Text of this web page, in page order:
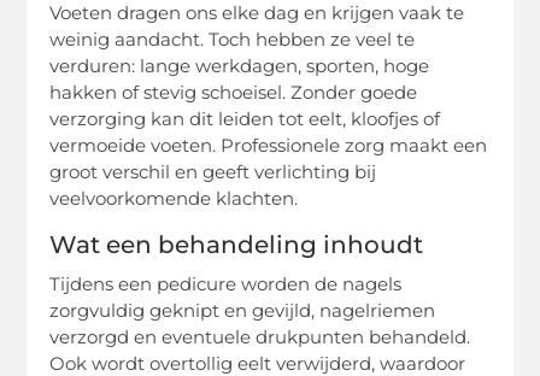
Voeten dragen ons elke dag en krijgen vaak te
weinig aandacht. Toch hebben ze veel te
verduren: lange werkdagen, sporten, hoge
hakken of stevig schoeisel. Zonder goede
verzorging kan dit leiden tot eelt, kloofjes of
vermoeide voeten. Professionele zorg maakt een
groot verschil en geeft verlichting bij
veelvoorkomende klachten.
Wat een behandeling inhoudt
Tijdens een pedicure worden de nagels
zorgvuldig geknipt en gevijld, nagelriemen
verzorgd en eventuele drukpunten behandeld.
Ook wordt overtollig eelt verwijderd, waardoor